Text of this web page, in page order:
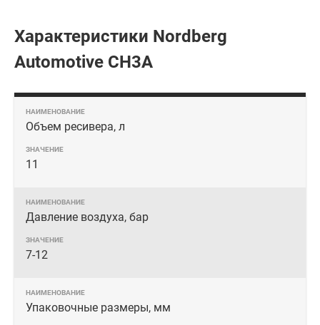
Характеристики Nordberg
Automotive CH3A
Объем ресивера, л
11
Давление воздуха, бар
7-12
Упаковочные размеры, мм